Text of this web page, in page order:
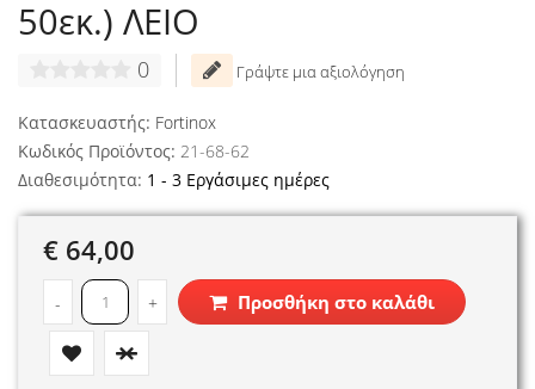
50εκ.) ΛΕΙΟ
0 Γράψτε μια αξιολόγηση
Κατασκευαστής: Fortinox
Κωδικός Προϊόντος: 21-68-62
Διαθεσιμότητα: 1 - 3 Εργάσιμες ημέρες
€ 64,00
- + Προσθήκη στο καλάθι